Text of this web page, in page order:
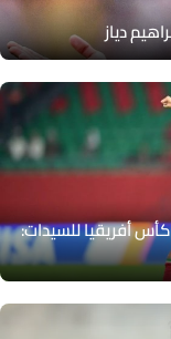
دياز
للسيدات: